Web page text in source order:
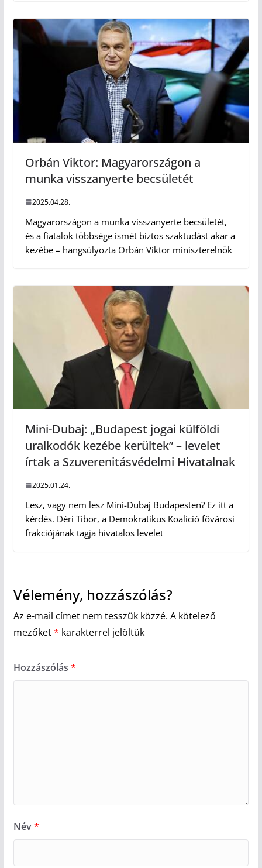
Orbán Viktor: Magyarországon a
munka visszanyerte becsületét
2025.04.28.
Magyarországon a munka visszanyerte becsületét,
és a fiatalok többsége ismét biztos szaktudást akar a
kezébe – hangsúlyozta Orbán Viktor miniszterelnök
Mini-Dubaj: „Budapest jogai külföldi
uralkodók kezébe kerültek” – levelet
írtak a Szuverenitásvédelmi Hivatalnak
2025.01.24.
Lesz, vagy nem lesz Mini-Dubaj Budapesten? Ez itt a
kérdés. Déri Tibor, a Demokratikus Koalíció fővárosi
frakciójának tagja hivatalos levelet
Vélemény, hozzászólás?
Az e-mail címet nem tesszük közzé. A kötelező
mezőket* karakterrel jelöltük
Hozzászólás *
Név*